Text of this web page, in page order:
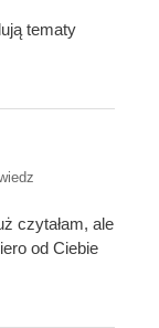
tematy
czytałam, ale
od Ciebie